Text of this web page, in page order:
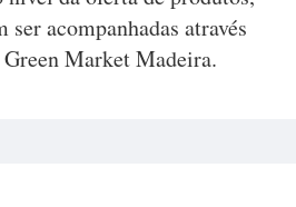
ser acompanhadas através
Market Madeira.